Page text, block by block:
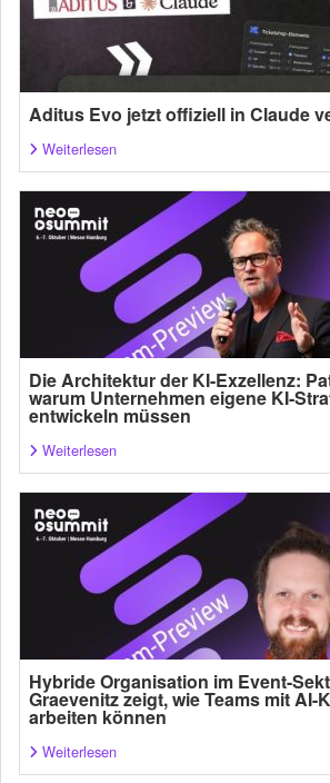
Aditus Evo jetzt offiziell in Claude
Weiterlesen
Die Architektur der KI-Exzellenz:
warum Unternehmen eigene KI-
entwickeln müssen
Weiterlesen
Hybride Organisation im Event-
Graevenitz zeigt, wie Teams mit AI-
arbeiten können
Weiterlesen